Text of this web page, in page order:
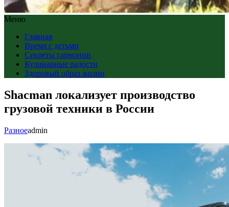
Меню
Главная
Время с детьми
Секреты гармонии
Кулинарные радости
Здоровый образ жизни
Shacman локализует производство
грузовой техники в России
Разноеadmin